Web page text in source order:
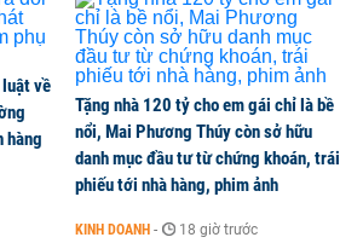
nào có tiềm năng dẫn sóng?
6/8
luật về
hàng
Tặng nhà 120 tỷ cho em gái chỉ là bề
nổi, Mai Phương Thúy còn sở hữu
danh mục đầu tư từ chứng khoán, trái
phiếu tới nhà hàng, phim ảnh
KINH DOANH - 18 giờ trước